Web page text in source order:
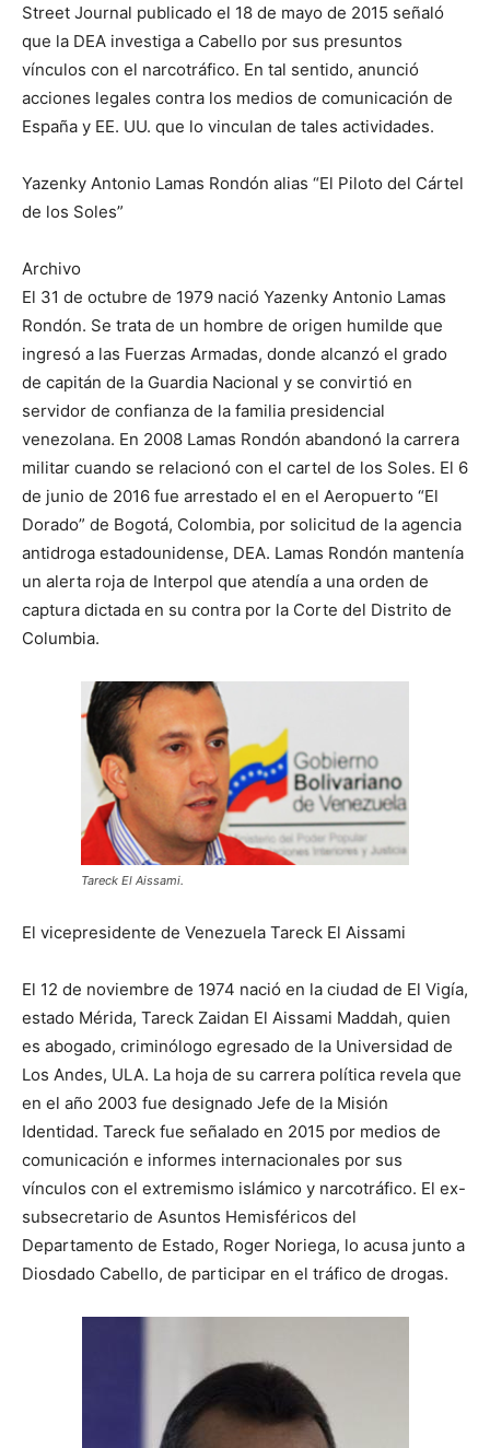
Street Journal publicado el 18 de mayo de 2015 señaló
que la DEA investiga a Cabello por sus presuntos
vínculos con el narcotráfico. En tal sentido, anunció
acciones legales contra los medios de comunicación de
España y EE. UU. que lo vinculan de tales actividades.
Yazenky Antonio Lamas Rondón alias “El Piloto del Cártel
de los Soles”
Archivo
El 31 de octubre de 1979 nació Yazenky Antonio Lamas
Rondón. Se trata de un hombre de origen humilde que
ingresó a las Fuerzas Armadas, donde alcanzó el grado
de capitán de la Guardia Nacional y se convirtió en
servidor de confianza de la familia presidencial
venezolana. En 2008 Lamas Rondón abandonó la carrera
militar cuando se relacionó con el cartel de los Soles. El 6
de junio de 2016 fue arrestado el en el Aeropuerto “El
Dorado” de Bogotá, Colombia, por solicitud de la agencia
antidroga estadounidense, DEA. Lamas Rondón mantenía
un alerta roja de Interpol que atendía a una orden de
captura dictada en su contra por la Corte del Distrito de
Columbia.
Tareck El Aissami.
El vicepresidente de Venezuela Tareck El Aissami
El 12 de noviembre de 1974 nació en la ciudad de El Vigía,
estado Mérida, Tareck Zaidan El Aissami Maddah, quien
es abogado, criminólogo egresado de la Universidad de
Los Andes, ULA. La hoja de su carrera política revela que
en el año 2003 fue designado Jefe de la Misión
Identidad. Tareck fue señalado en 2015 por medios de
comunicación e informes internacionales por sus
vínculos con el extremismo islámico y narcotráfico. El ex-
subsecretario de Asuntos Hemisféricos del
Departamento de Estado, Roger Noriega, lo acusa junto a
Diosdado Cabello, de participar en el tráfico de drogas.